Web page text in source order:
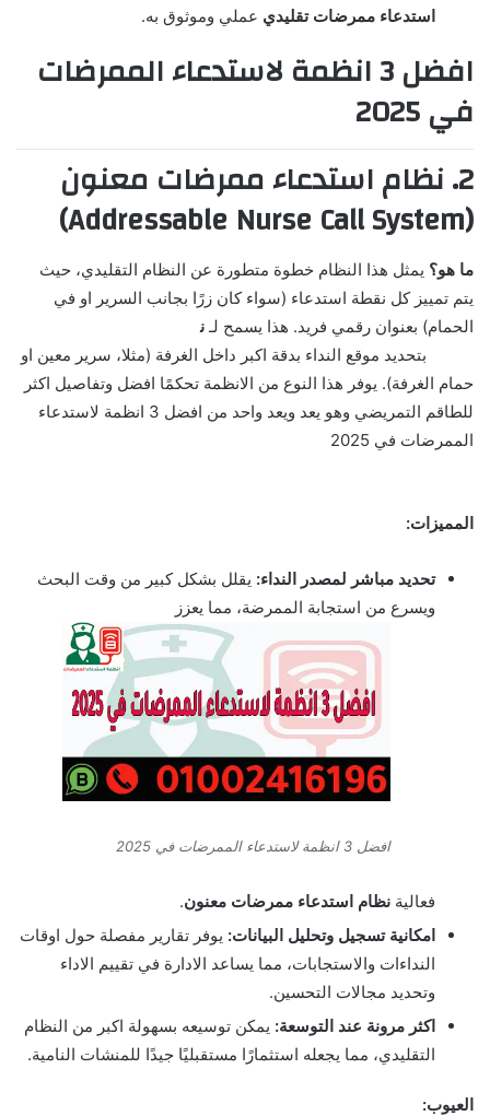
استدعاء ممرضات تقليدي عملي وموثوق به.
افضل 3 انظمة لاستدعاء الممرضات
في 2025
2. نظام استدعاء ممرضات معنون
(Addressable Nurse Call System)
ما هو؟ يمثل هذا النظام خطوة متطورة عن النظام التقليدي، حيث
يتم تمييز كل نقطة استدعاء (سواء كان زرًا بجانب السرير او في
الحمام) بعنوان رقمي فريد. هذا يسمح لـنظام استدعاء ممرضات
بتحديد موقع النداء بدقة اكبر داخل الغرفة (مثلا، سرير معين او
حمام الغرفة). يوفر هذا النوع من الانظمة تحكمًا افضل وتفاصيل اكثر
للطاقم التمريضي وهو يعد ويعد واحد من افضل 3 انظمة لاستدعاء
الممرضات في 2025
المميزات:
تحديد مباشر لمصدر النداء: يقلل بشكل كبير من وقت البحث
ويسرع من استجابة الممرضة، مما يعزز
افضل 3 انظمة لاستدعاء الممرضات في 2025
فعالية نظام استدعاء ممرضات معنون.
امكانية تسجيل وتحليل البيانات: يوفر تقارير مفصلة حول اوقات
النداءات والاستجابات، مما يساعد الادارة في تقييم الاداء
وتحديد مجالات التحسين.
اكثر مرونة عند التوسعة: يمكن توسيعه بسهولة اكبر من النظام
التقليدي، مما يجعله استثمارًا مستقبليًا جيدًا للمنشات النامية.
العيوب: